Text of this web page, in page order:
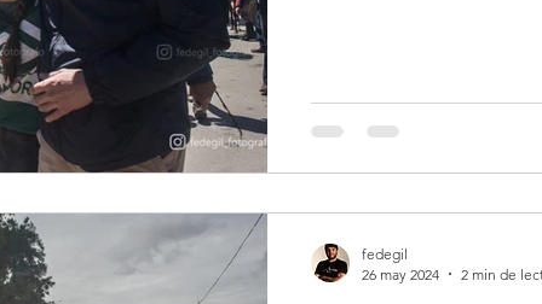
fedegil
26 may 2024
2 min de